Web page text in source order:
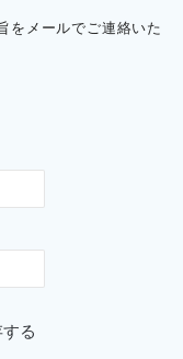
をメールでご連絡いた
る